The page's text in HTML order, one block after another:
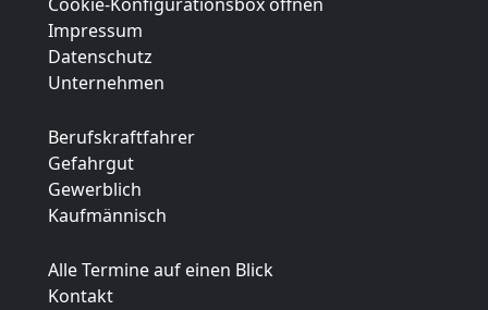
Impressum
Datenschutz
Unternehmen
Berufskraftfahrer
Gefahrgut
Gewerblich
Kaufmännisch
Alle Termine auf einen Blick
Kontakt